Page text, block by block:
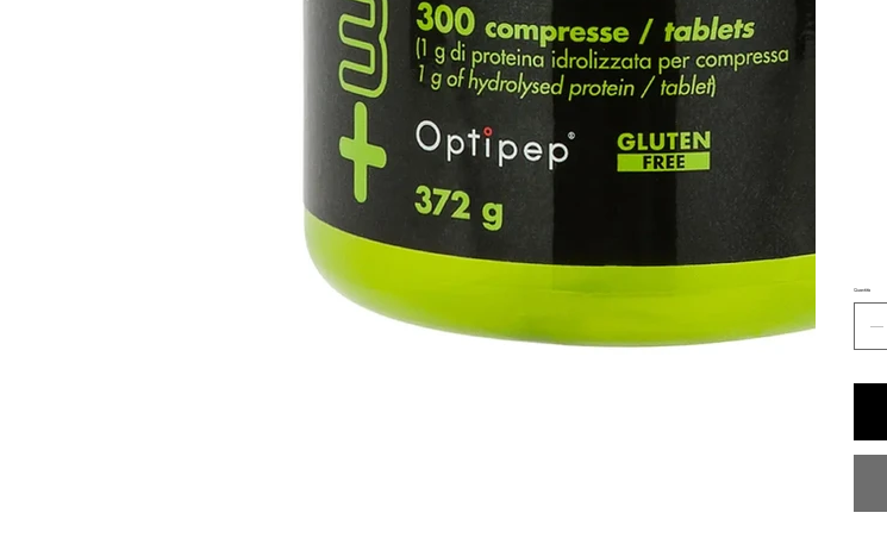
Quantità